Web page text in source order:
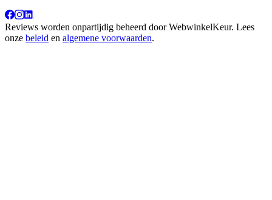
Reviews worden onpartijdig beheerd doorWebwinkelKeur. Lees
onze beleid en algemene voorwaarden.